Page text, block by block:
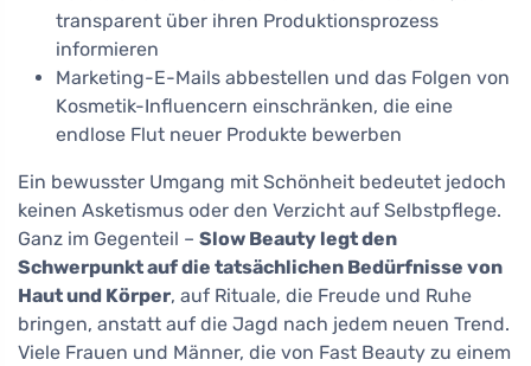
transparent über ihren Produktionsprozess
informieren
Marketing-E-Mails abbestellen und das Folgen von
Kosmetik-Influencern einschränken, die eine
endlose Flut neuer Produkte bewerben
Ein bewusster Umgang mit Schönheit bedeutet jedoch
keinen Asketismus oder den Verzicht auf Selbstpflege.
Ganz im Gegenteil – Slow Beauty legt den
Schwerpunkt auf die tatsächlichen Bedürfnisse von
Haut und Körper, auf Rituale, die Freude und Ruhe
bringen, anstatt auf die Jagd nach jedem neuen Trend.
Viele Frauen und Männer, die von Fast Beauty zu einem